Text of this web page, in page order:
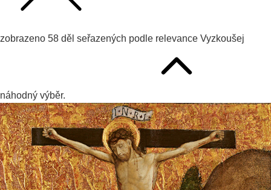
zobrazeno 58 děl seřazených podle relevance Vyzkoušej
náhodný výběr.